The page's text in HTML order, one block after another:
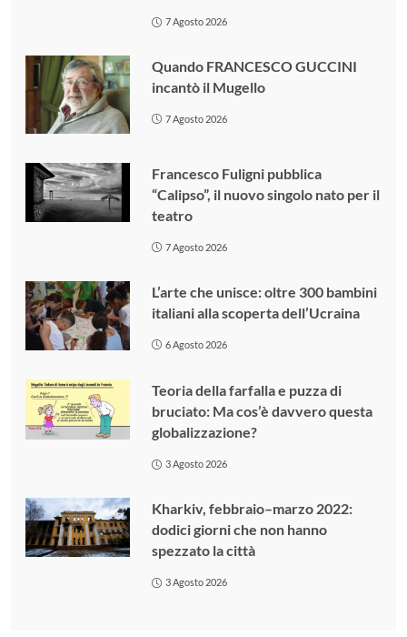
7 Agosto 2026
Quando FRANCESCO GUCCINI
incantò il Mugello
7 Agosto 2026
Francesco Fuligni pubblica
“Calipso”, il nuovo singolo nato per il
teatro
7 Agosto 2026
L’arte che unisce: oltre 300 bambini
italiani alla scoperta dell’Ucraina
6 Agosto 2026
Teoria della farfalla e puzza di
bruciato: Ma cos’è davvero questa
globalizzazione?
3 Agosto 2026
Kharkiv, febbraio–marzo 2022:
dodici giorni che non hanno
spezzato la città
3 Agosto 2026